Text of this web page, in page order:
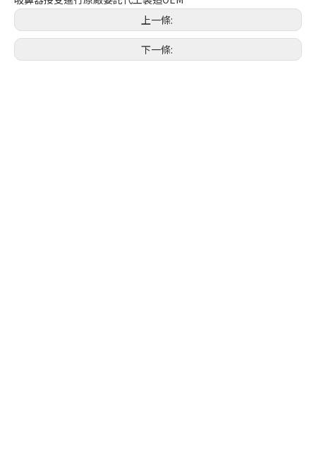
上一條:
下一條: